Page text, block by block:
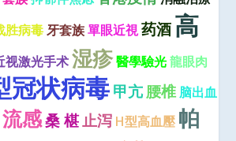
胜病毒 牙套族 單眼近視药酒高
视激光手术 湿疹醫學驗光 龍眼肉
冠状病毒甲亢腰椎 脑出血
流感桑 椹止泻 H型高血壓 帕